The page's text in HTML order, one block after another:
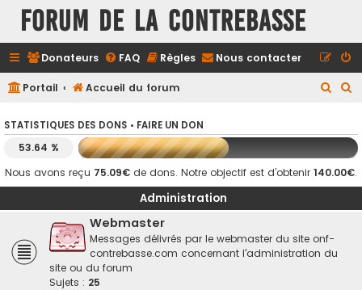
FORUM DE LA CONTREBASSE
Donateurs FAQ Règles Nous contacter
Portail Accueil du forum
h
e
c
e
c
e
STATISTIQUES DES DONS • FAIRE UN DON
53.64 %
Nous avons reçu 75.09€ de dons. Notre objectif est d’obtenir 140.00€.
Administration
Webmaster
Messages délivrés par le webmaster du site onf-
contrebasse.com concernant l'administration du
site ou du forum
Sujets : 25